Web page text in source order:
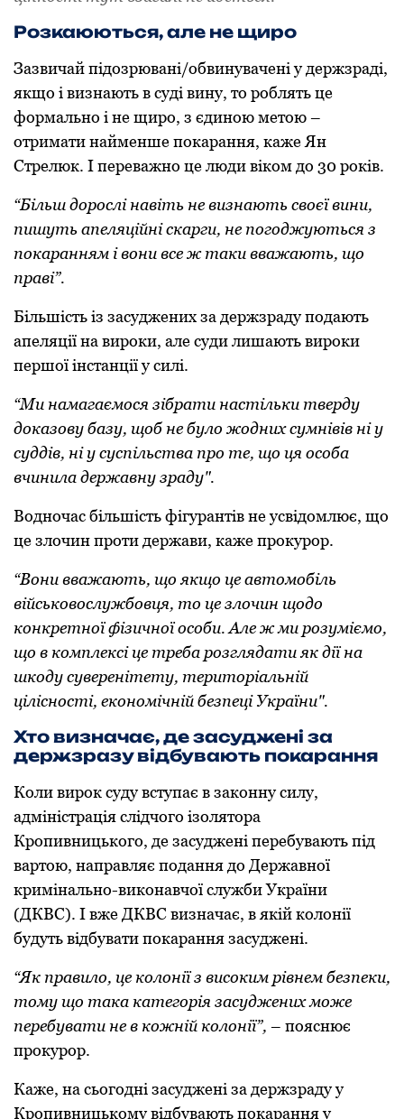
Розкаюються, але не щиро
Зазвичай підозрювані/обвинувачені у держзраді,
якщо і визнають в суді вину, то роблять це
формально і не щиро, з єдиною метою –
отримати найменше покарання, каже Ян
Стрелюк. І переважно це люди віком до 30 років.
“Більш дорослі навіть не визнають своєї вини,
пишуть апеляційні скарги, не погоджуються з
покаранням і вони все ж таки вважають, що
праві”.
Більшість із засуджених за держзраду подають
апеляції на вироки, але суди лишають вироки
першої інстанції у силі.
“Ми намагаємося зібрати настільки тверду
доказову базу, щоб не було жодних сумнівів ні у
суддів, ні у суспільства про те, що ця особа
вчинила державну зраду".
Водночас більшість фігурантів не усвідомлює, що
це злочин проти держави, каже прокурор.
“Вони вважають, що якщо це автомобіль
військовослужбовця, то це злочин щодо
конкретної фізичної особи. Але ж ми розуміємо,
що в комплексі це треба розглядати як дії на
шкоду суверенітету, територіальній
цілісності, економічній безпеці України".
Хто визначає, де засуджені за
держзразу відбувають покарання
Коли вирок суду вступає в законну силу,
адміністрація слідчого ізолятора
Кропивницького, де засуджені перебувають під
вартою, направляє подання до Державної
кримінально-виконавчої служби України
(ДКВС). І вже ДКВС визначає, в якій колонії
будуть відбувати покарання засуджені.
“Як правило, це колонії з високим рівнем безпеки,
тому що така категорія засуджених може
перебувати не в кожній колонії”, – пояснює
прокурор.
Каже, на сьогодні засуджені за держзраду у
Кропивницькому відбувають покарання у